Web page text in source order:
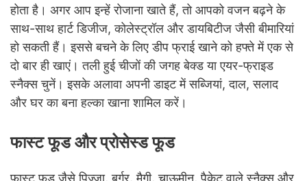
होता है। अगर आप इन्हें रोजाना खाते हैं, तो आपको वजन बढ़ने के
साथ-साथ हार्ट डिजीज, कोलेस्ट्रॉल और डायबिटीज जैसी बीमारियां
हो सकती हैं। इससे बचने के लिए डीप फ्राई खाने को हफ्ते में एक से
दो बार ही खाएं। तली हुई चीजों की जगह बेक्ड या एयर-फ्राइड
स्नैक्स चुनें। इसके अलावा अपनी डाइट में सब्जियां, दाल, सलाद
और घर का बना हल्का खाना शामिल करें।
फास्ट फूड और प्रोसेस्ड फूड